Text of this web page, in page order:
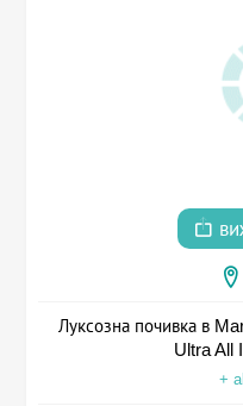
Луксозна почивка в
Ultra All
+